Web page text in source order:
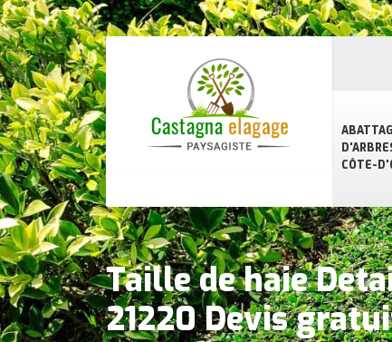
CÔTE-
Taille de haie
21220 Devis